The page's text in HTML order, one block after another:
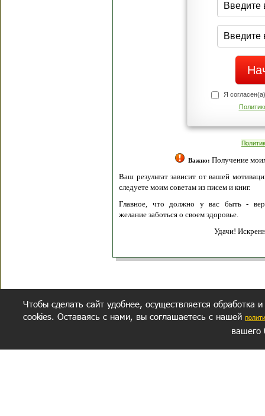
Я
Важно: Получение
Ваш результат зависит от вашей
следуете моим советам из писем и книг.
Главное, что должно у вас быть -
желание заботься о своем здоровье.
Удачи!
Чтобы сделать сайт удобнее, осуществляется обработка
cookies. Оставаясь с нами, вы соглашаетесь с нашей
вашего